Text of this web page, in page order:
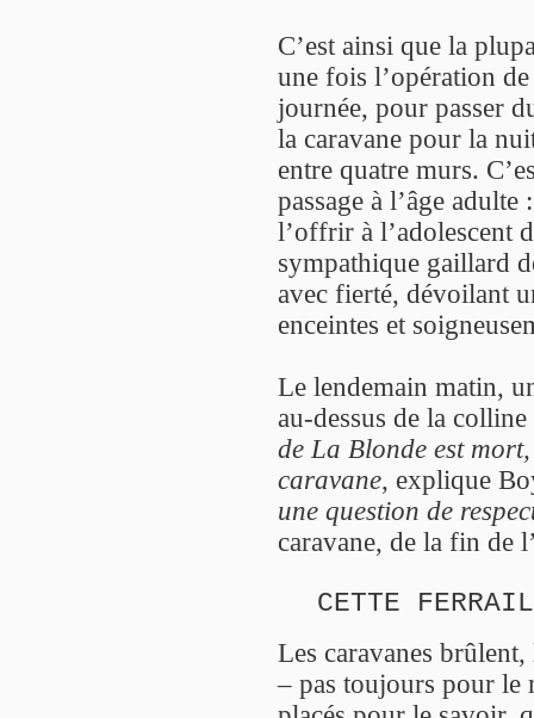
C’est ainsi que la
une fois l’opération
journée, pour passer
la caravane pour la
entre quatre murs.
passage à l’âge
l’offrir à l’adolescent
sympathique gaillard
avec fierté, dévoilant
enceintes et
Le lendemain matin,
au-dessus de la
de La Blonde est
caravane, explique
une question de
caravane, de la fin de
CETTE
Les caravanes brûlent,
– pas toujours pour le